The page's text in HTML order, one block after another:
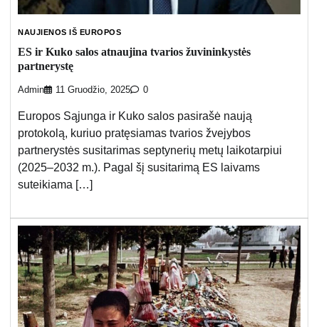
NAUJIENOS IŠ EUROPOS
ES ir Kuko salos atnaujina tvarios žuvininkystės
partnerystę
Admin 11 Gruodžio, 2025 0
Europos Sąjunga ir Kuko salos pasirašė naują
protokolą, kuriuo pratęsiamas tvarios žvejybos
partnerystės susitarimas septynerių metų laikotarpiui
(2025–2032 m.). Pagal šį susitarimą ES laivams
suteikiama […]